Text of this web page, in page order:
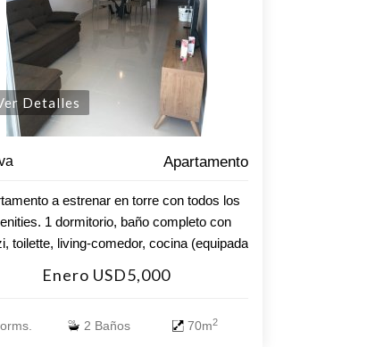
Detalles
Apartamento
a estrenar en torre con todos los
1 dormitorio, baño completo con
toilette, living-comedor, cocina (equipada
termotanquea, pre instalación para aire
terraza (con parrillero propio) y
Enero USD5,000
2 Baños 70m2